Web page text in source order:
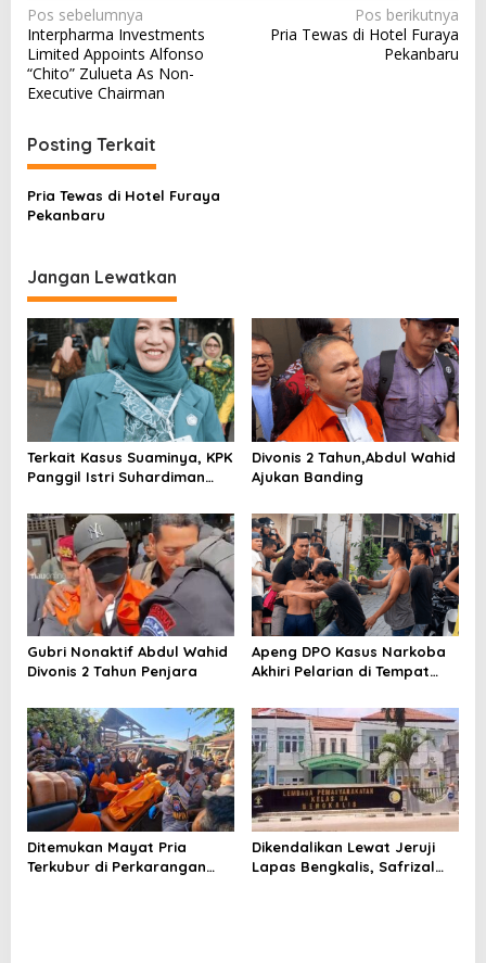
N
a
v
i
g
a
s
i
p
o
s
Pos sebelumnya
Interpharma Investments
Limited Appoints Alfonso
“Chito” Zulueta As Non-
Executive Chairman
Pos berikutnya
Pria Tewas di Hotel Furaya
Pekanbaru
Posting Terkait
Pria Tewas di Hotel Furaya
Pekanbaru
Jangan Lewatkan
Terkait Kasus Suaminya, KPK
Panggil Istri Suhardiman
Divonis 2 Tahun,Abdul Wahid
Ajukan Banding
Gubri Nonaktif Abdul Wahid
Divonis 2 Tahun Penjara
Apeng DPO Kasus Narkoba
Akhiri Pelarian di Tempat
Kampar
Ditemukan Mayat Pria
Terkubur di Perkarangan
Dikendalikan Lewat Jeruji
Lapas Bengkalis, Safrizal